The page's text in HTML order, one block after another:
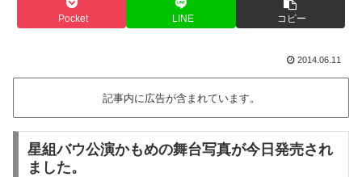
Pocket LINE コピー
2014.06.11
記事内に広告が含まれています。
星組バウ公演かもめの舞台写真が今日発売され
ました。